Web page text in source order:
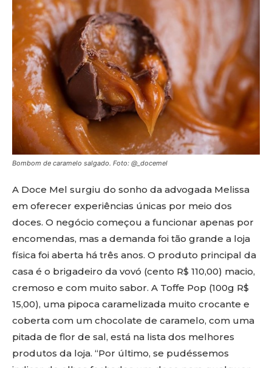
Bombom de caramelo salgado. Foto: @_docemel
A Doce Mel surgiu do sonho da advogada Melissa
em oferecer experiências únicas por meio dos
doces. O negócio começou a funcionar apenas por
encomendas, mas a demanda foi tão grande a loja
física foi aberta há três anos. O produto principal da
casa é o brigadeiro da vovó (cento R$ 110,00) macio,
cremoso e com muito sabor. A Toffe Pop (100g R$
15,00), uma pipoca caramelizada muito crocante e
coberta com um chocolate de caramelo, com uma
pitada de flor de sal, está na lista dos melhores
produtos da loja. “Por último, se pudéssemos